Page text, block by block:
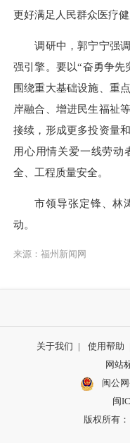
更好满足人民群众医疗健
调研中，郭宁宁强
强引擎。要以“奋勇争先
围绕重大基础设施、重
岸融合、增进民生福祉
接续，形成更多投资量
用心用情关爱一线劳动
全、工程质量安全。
市领导张定锋、林
动。
来源：福州新闻网
关于我们 | 使用帮助
网站
闽公
闽
版权所有